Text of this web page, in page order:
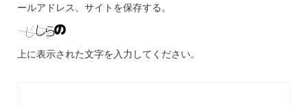
ールアドレス、サイトを保存する。
上に表示された文字を入力してください。